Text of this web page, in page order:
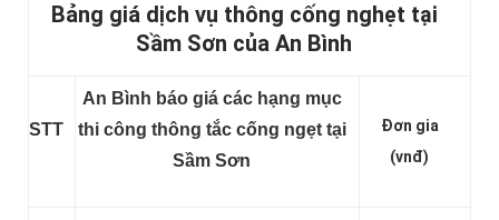
Bảng giá dịch vụ thông cống nghẹt tại
Sầm Sơn của An Bình
STT
An Bình báo giá các hạng mục
thi công thông tắc cống ngẹt tại
Sầm Sơn
Đơn gia
(vnđ)